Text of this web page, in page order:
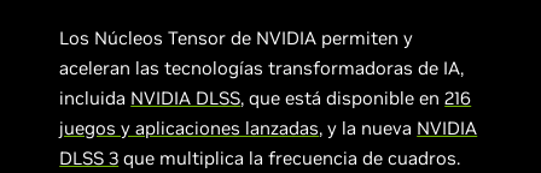
Los Núcleos Tensor de NVIDIA permiten y
aceleran las tecnologías transformadoras de IA,
incluida NVIDIA DLSS, que está disponible en216
juegos y aplicaciones lanzadas, y la nueva NVIDIA
DLSS 3 que multiplica la frecuencia de cuadros.